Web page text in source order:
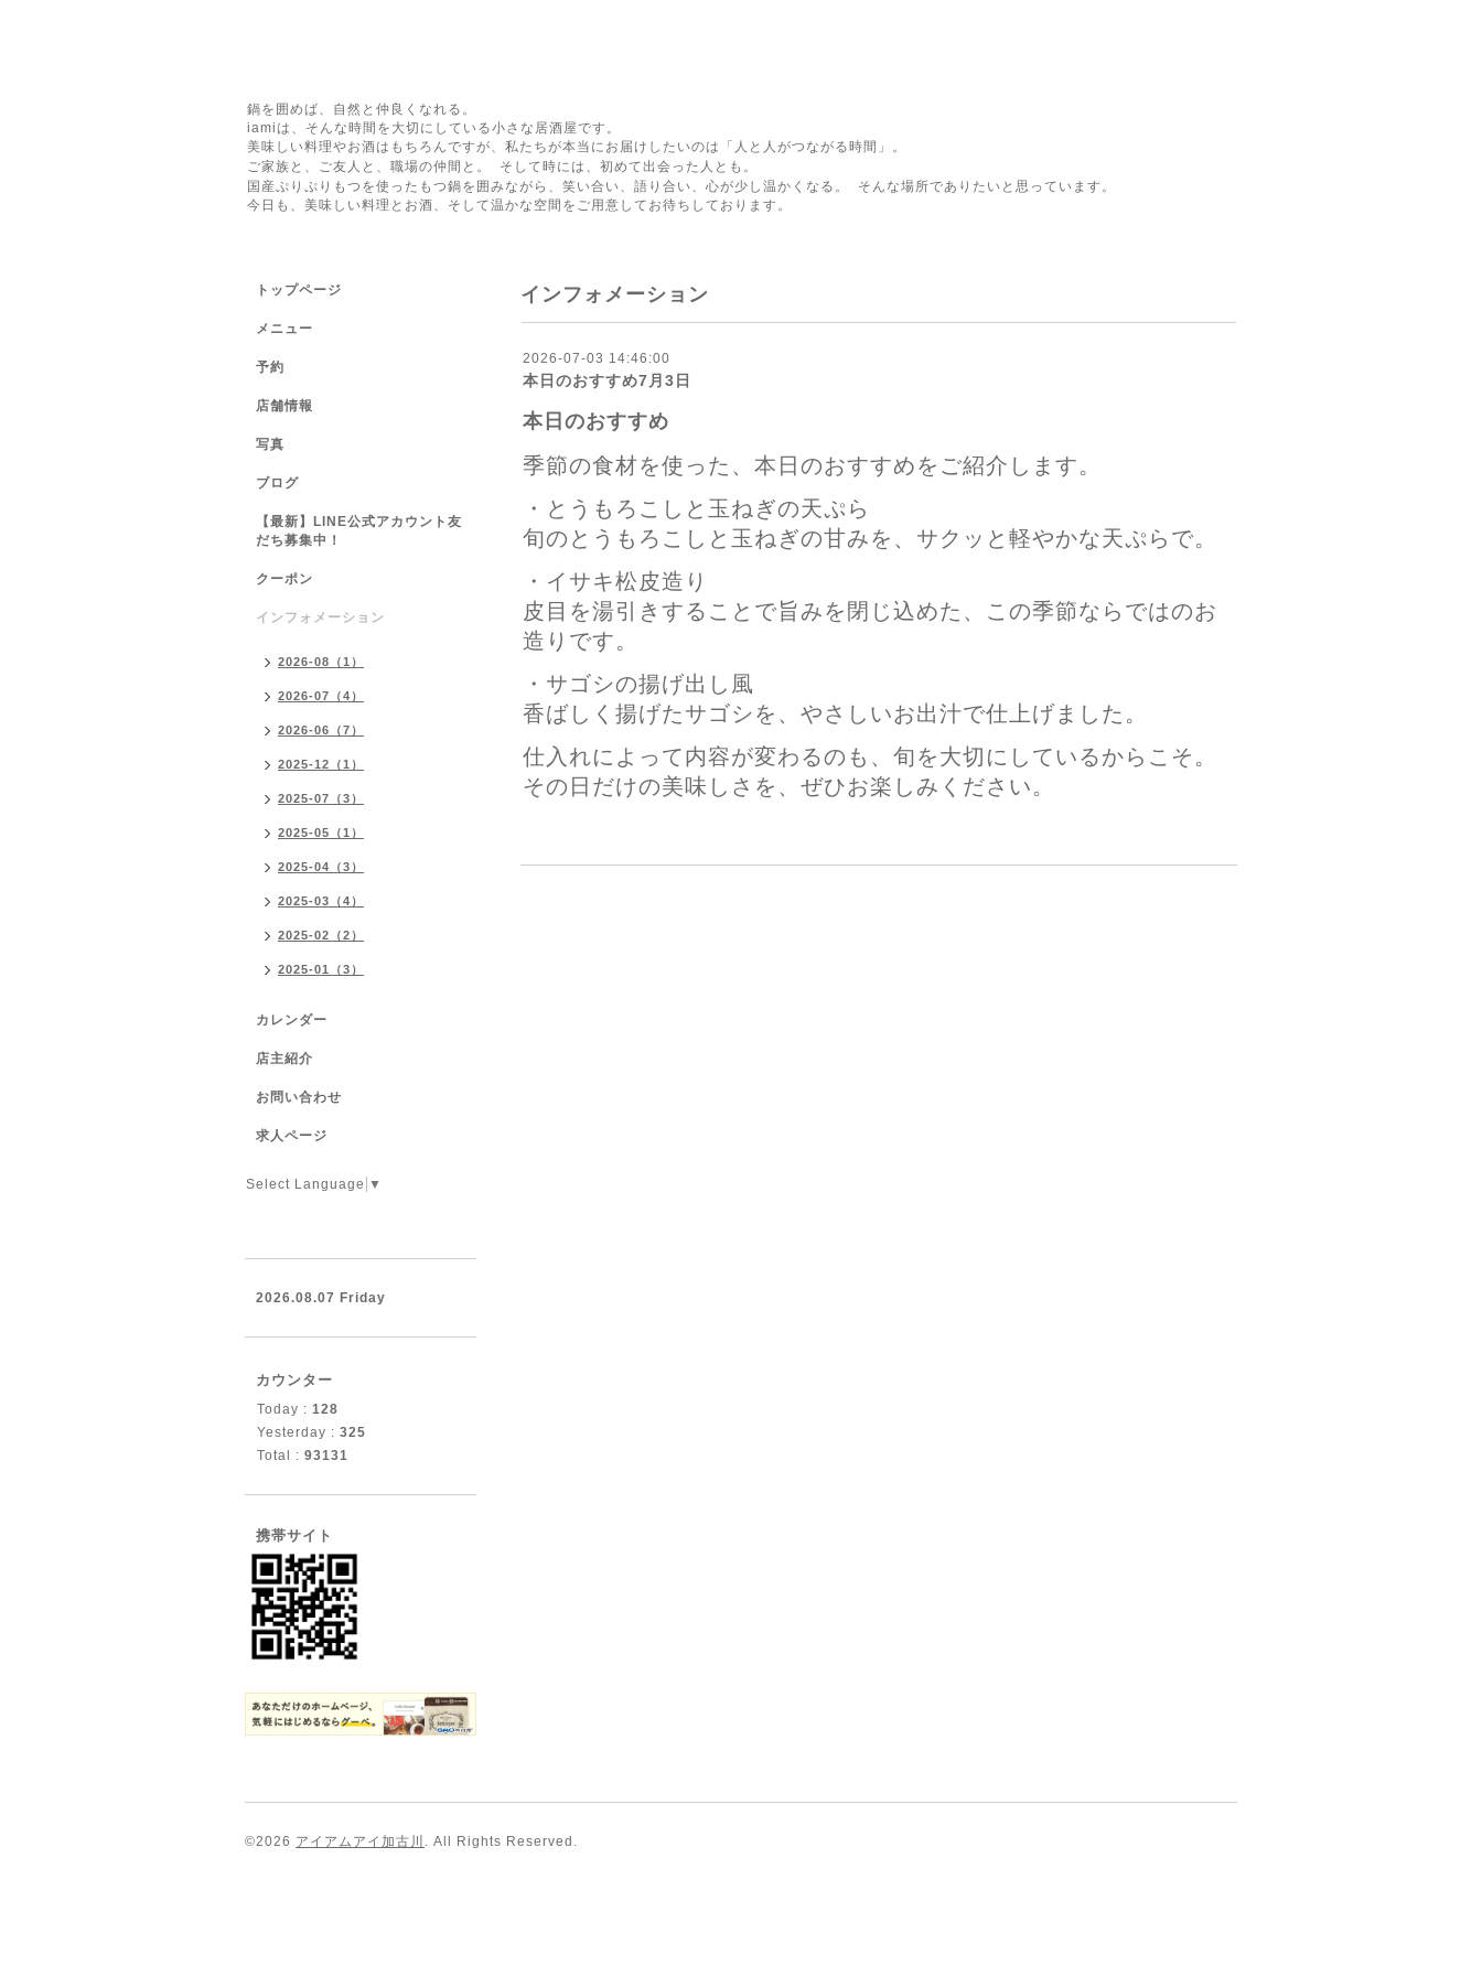
鍋を囲めば、自然と仲良くなれる。
iamiは、そんな時間を大切にしている小さな居酒屋です。
美味しい料理やお酒はもちろんですが、私たちが本当にお届けしたいのは「人と人がつながる時間」。
ご家族と、ご友人と、職場の仲間と。 そして時には、初めて出会った人とも。
国産ぷりぷりもつを使ったもつ鍋を囲みながら、笑い合い、語り合い、心が少し温かくなる。 そんな場所でありたいと思っています。
今日も、美味しい料理とお酒、そして温かな空間をご用意してお待ちしております。
インフォメーション
2026-07-03 14:46:00
本日のおすすめ7月3日
本日のおすすめ
季節の食材を使った、本日のおすすめをご紹介します。
・とうもろこしと玉ねぎの天ぷら
旬のとうもろこしと玉ねぎの甘みを、サクッと軽やかな天ぷらで。
・イサキ松皮造り
皮目を湯引きすることで旨みを閉じ込めた、この季節ならではのお
造りです。
・サゴシの揚げ出し風
香ばしく揚げたサゴシを、やさしいお出汁で仕上げました。
仕入れによって内容が変わるのも、旬を大切にしているからこそ。
その日だけの美味しさを、ぜひお楽しみください。
トップページ
メニュー
予約
店舗情報
写真
ブログ
【最新】LINE公式アカウント友
だち募集中！
クーポン
インフォメーション
2026-08（1）
2026-07（4）
2026-06（7）
2025-12（1）
2025-07（3）
2025-05（1）
2025-04（3）
2025-03（4）
2025-02（2）
2025-01（3）
カレンダー
店主紹介
お問い合わせ
求人ページ
Select Language ▼
2026.08.07 Friday
カウンター
Today : 128
Yesterday : 325
Total : 93131
携帯サイト
©2026 アイアムアイ加古川 . All Rights Reserved.